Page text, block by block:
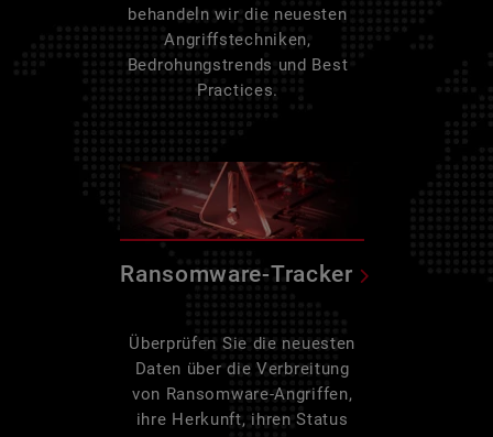
behandeln wir die neuesten
Angriffstechniken,
Bedrohungstrends und Best
Practices.
Ransomware-Tracker
Überprüfen Sie die neuesten
Daten über die Verbreitung
von Ransomware-Angriffen,
ihre Herkunft, ihren Status